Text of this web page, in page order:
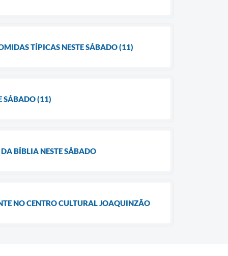
TÍPICAS NESTE SÁBADO (11)
SÁBADO (11)
DA BÍBLIA NESTE SÁBADO
NO CENTRO CULTURAL JOAQUINZÃO